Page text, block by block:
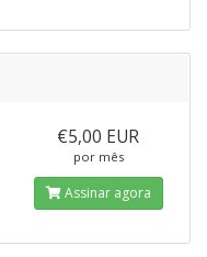
€5,00 EUR
por mês
Assinar agora